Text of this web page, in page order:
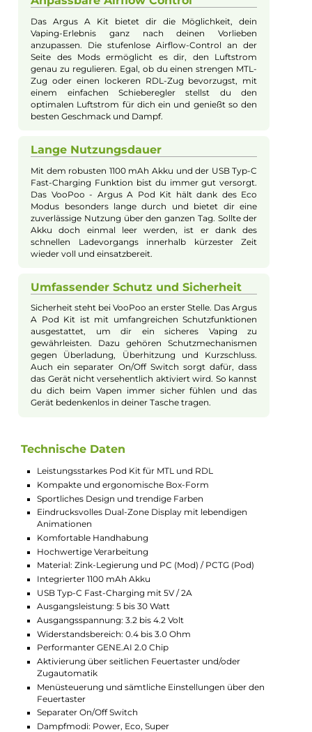
Argus Serie dar und ist auf beste Leistung sowie
Geschmack abgestimmt. Gefertigt aus einer hochwertigen
Legierung und PC, besticht es durch eine kompakte und
ergonomische Box-Form. Das auffällige Dual-Zone OLED
Farbdisplay erinnert an die Instrumente eines Sportwagens
beeindruckt mit lebendigen Animationen. Der integrierte 1100
mAh Akku liefert eine Leistungsstärke von bis zu 30 Watt und
unterstützt schnelle Ladezeiten dank USB Typ-C Fast-
Mit vielseitigen Dampfmodi (Power, Eco, Super), der
für MTL als auch RDL. Die im Lieferumfang enthaltenen Argus
Top-Fill Pods sorgen für intensiven Geschmack und
langanhaltenden Vaping-Genuss.
Einfaches Nachfüllen und Wechseln
Mit dem VooPoo - Argus A Pod Kit bist du immer
schnell einsatzbereit. Das einfache Top-Fill-System
ermöglicht ein schnelles und sauberes Nachfüllen
ergonomischen Entenschnabel-Mundstück öffnen,
Liquid einfüllen und schon kannst du weiter dampfen.
Auch der Pod-Wechsel ist kinderleicht dank des
magnetischen Sicherungssystems. So sparst du Zeit
und kannst dich voll auf das Vapen konzentrieren.
Anpassbare Airflow Control
Das Argus A Kit bietet dir die Möglichkeit, dein
Vaping-Erlebnis ganz nach deinen Vorlieben
genau zu regulieren. Egal, ob du einen strengen MTL-
einem einfachen Schieberegler stellst du den
optimalen Luftstrom für dich ein und genießt so den
besten Geschmack und Dampf.
Lange Nutzungsdauer
Mit dem robusten 1100 mAh Akku und der USB Typ-C
Fast-Charging Funktion bist du immer gut versorgt.
Das VooPoo - Argus A Pod Kit hält dank des Eco
Modus besonders lange durch und bietet dir eine
zuverlässige Nutzung über den ganzen Tag. Sollte der
Akku doch einmal leer werden, ist er dank des
schnellen Ladevorgangs innerhalb kürzester Zeit
wieder voll und einsatzbereit.
Umfassender Schutz und Sicherheit
Sicherheit steht bei VooPoo an erster Stelle. Das Argus
A Pod Kit ist mit umfangreichen Schutzfunktionen